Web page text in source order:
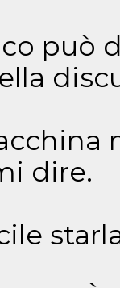
può
dire.